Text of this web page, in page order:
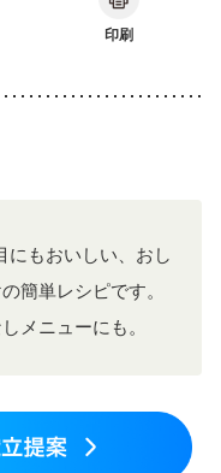
ルモン療法中）
印刷
にもおいしい、おし
簡単レシピです。
メニューにも。